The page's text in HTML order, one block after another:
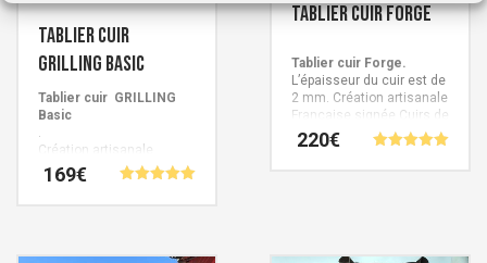
Tablier cuir
GRILLING Basic
Tablier cuir GRILLING
Basic
Création artisanale
Française signée Cuirs de
Schistes.
169€
Tablier cuir Forge
Tablier cuir Forge.
L’épaisseur du cuir est de
2 mm. Création artisanale
Française signée Cuirs de
Schistes.
220€